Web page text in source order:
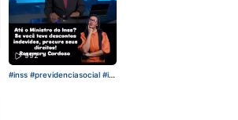
992
#inss #previdenciasocial #id